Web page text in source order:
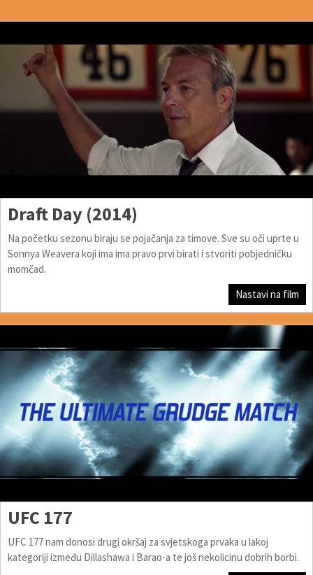
Draft Day (2014)
Na početku sezonu biraju se pojačanja za timove. Sve su oči uprte u
Sonnya Weavera koji ima ima pravo prvi birati i stvoriti pobjedničku
momčad.
Nastavi na film
UFC 177
UFC 177 nam donosi drugi okršaj za svjetskoga prvaka u lakoj
kategoriji između Dillashawa i Barao-a te još nekolicinu dobrih borbi.